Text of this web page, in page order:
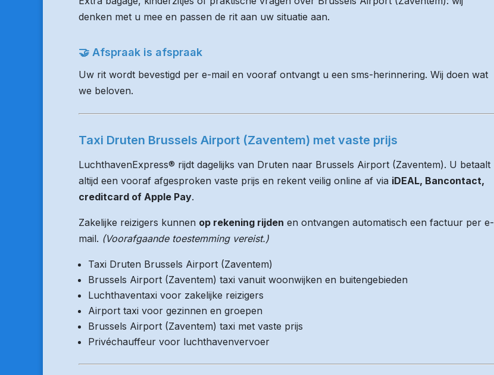
denken met u mee en passen de rit aan uw situatie aan.
🤝 Afspraak is afspraak
Uw rit wordt bevestigd per e-mail en vooraf ontvangt u een sms-herinnering. Wij doen wat
we beloven.
Taxi Druten Brussels Airport (Zaventem) met vaste prijs
LuchthavenExpress® rijdt dagelijks van Druten naar Brussels Airport (Zaventem). U betaalt
altijd een vooraf afgesproken vaste prijs en rekent veilig online af via iDEAL, Bancontact,
creditcard of Apple Pay.
Zakelijke reizigers kunnen op rekening rijden en ontvangen automatisch een factuur per e-
mail. (Voorafgaande toestemming vereist.)
Taxi Druten Brussels Airport (Zaventem)
Brussels Airport (Zaventem) taxi vanuit woonwijken en buitengebieden
Luchthaventaxi voor zakelijke reizigers
Airport taxi voor gezinnen en groepen
Brussels Airport (Zaventem) taxi met vaste prijs
Privéchauffeur voor luchthavenvervoer